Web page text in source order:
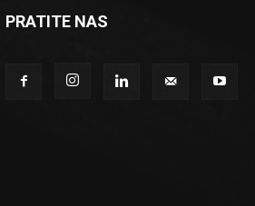
PRATITE NAS